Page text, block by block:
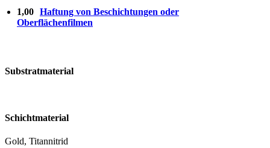
1,00 Haftung von Beschichtungen oder
Oberflächenfilmen
Substratmaterial
Schichtmaterial
Gold, Titannitrid